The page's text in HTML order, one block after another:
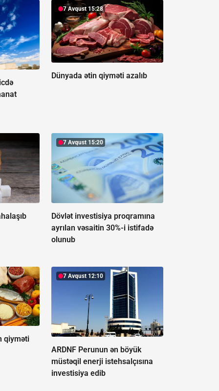
7 Avqust 15:28
Dünyada ətin qiyməti azalıb
7 Avqust 15:20
Dövlət investisiya proqramına
ayrılan vəsaitin 30%-i istifadə
olunub
qiyməti
7 Avqust 12:10
ARDNF Perunun ən böyük
müstəqil enerji istehsalçısına
investisiya edib